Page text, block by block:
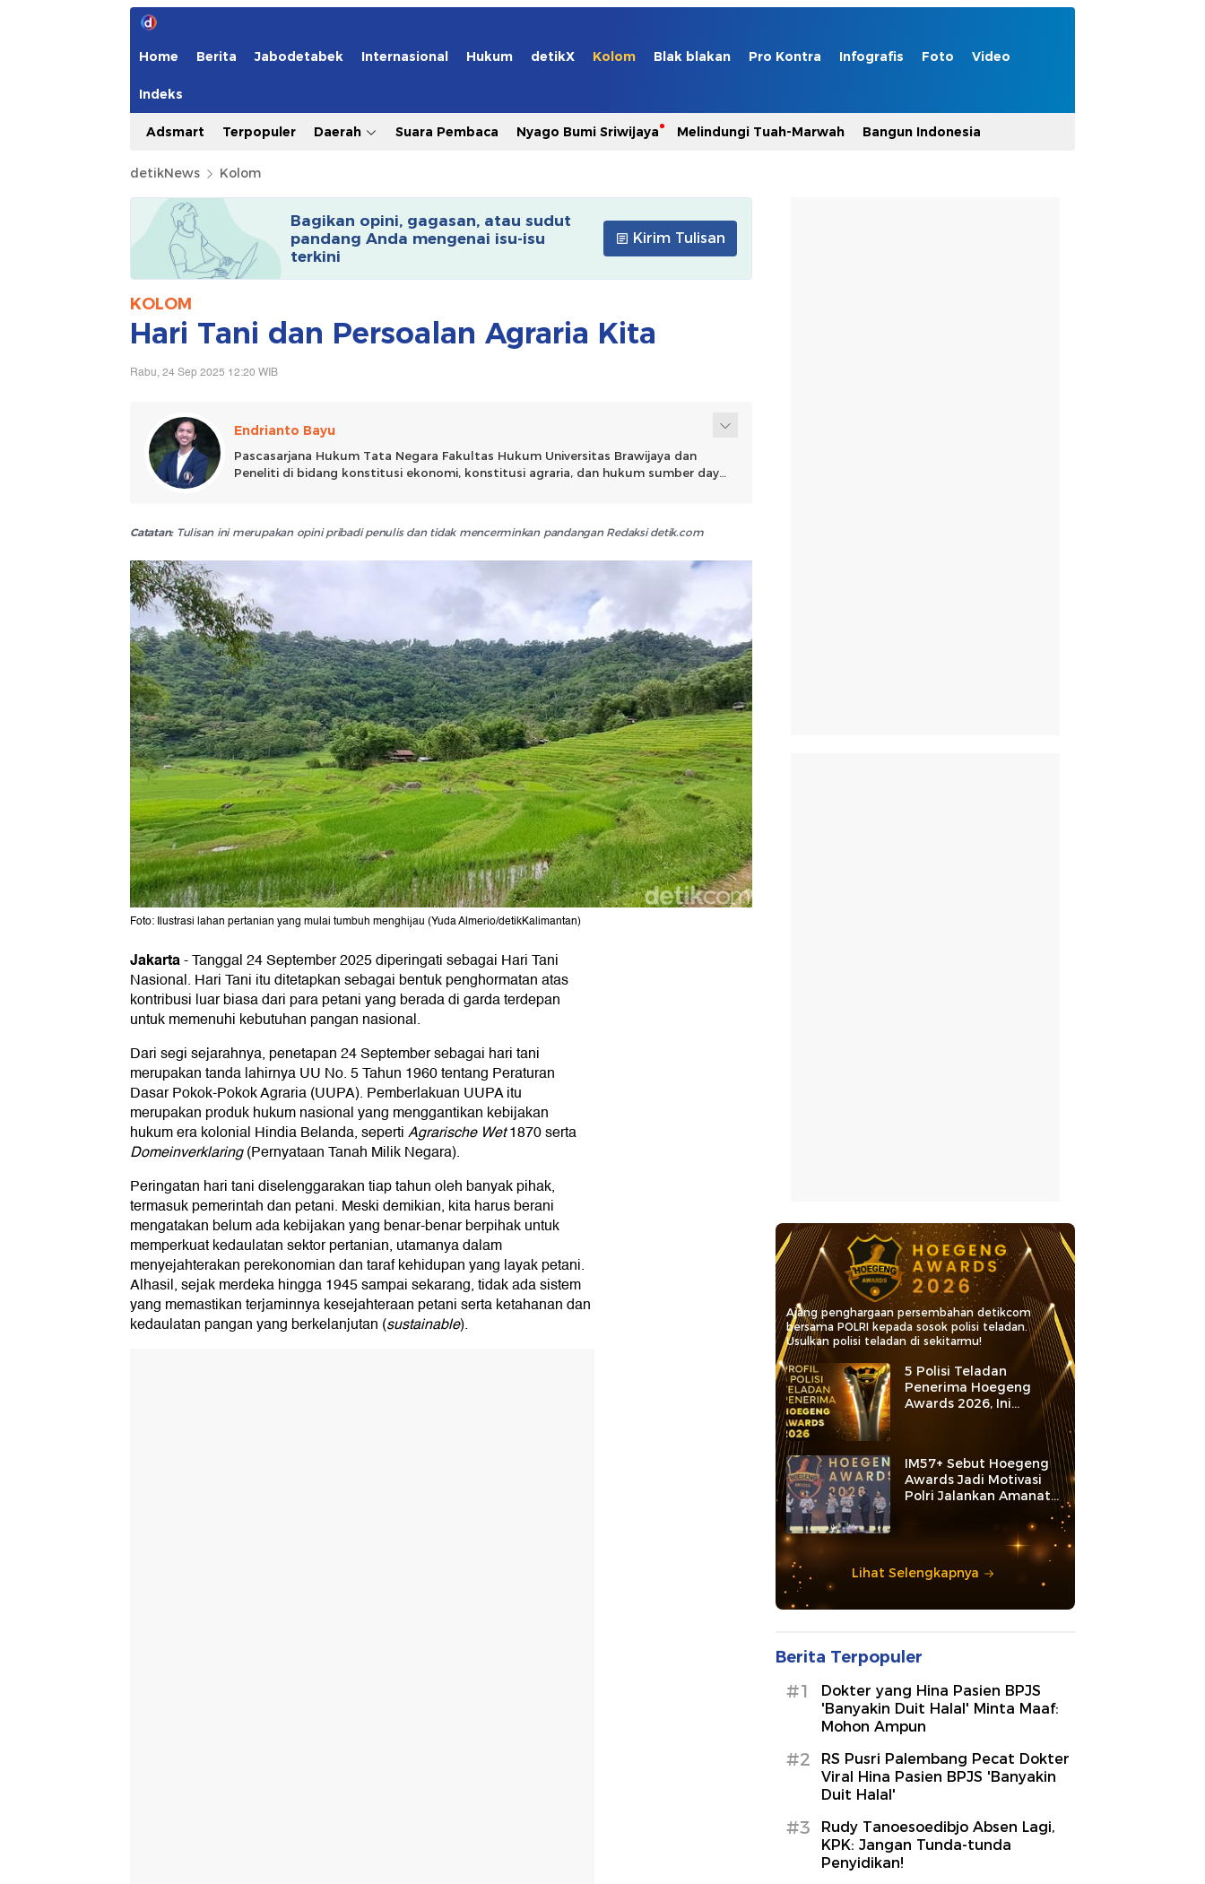
Home Berita Jabodetabek Internasional Hukum detikX Kolom Blak blakan Pro Kontra Infografis Foto Video
Indeks
Adsmart Terpopuler Daerah Suara Pembaca Nyago Bumi Sriwijaya Melindungi Tuah-Marwah Bangun Indonesia
detikNews Kolom
Bagikan opini, gagasan, atau sudut
pandang Anda mengenai isu-isu
terkini
Kirim Tulisan
KOLOM
Hari Tani dan Persoalan Agraria Kita
Rabu, 24 Sep 2025 12:20 WIB
Endrianto Bayu
Pascasarjana Hukum Tata Negara Fakultas Hukum Universitas Brawijaya dan
Peneliti di bidang konstitusi ekonomi, konstitusi agraria, dan hukum sumber daya
Catatan:Tulisan ini merupakan opini pribadi penulis dan tidak mencerminkan pandangan Redaksi detik.com
Foto: Ilustrasi lahan pertanian yang mulai tumbuh menghijau (Yuda Almerio/detikKalimantan)
Jakarta-Tanggal 24 September 2025 diperingati sebagai Hari Tani
Nasional. Hari Tani itu ditetapkan sebagai bentuk penghormatan atas
kontribusi luar biasa dari para petani yang berada di garda terdepan
untuk memenuhi kebutuhan pangan nasional.
Dari segi sejarahnya, penetapan 24 September sebagai hari tani
merupakan tanda lahirnya UU No. 5 Tahun 1960 tentang Peraturan
Dasar Pokok-Pokok Agraria (UUPA). Pemberlakuan UUPA itu
merupakan produk hukum nasional yang menggantikan kebijakan
hukum era kolonial Hindia Belanda, sepertiAgrarische Wet1870 serta
Domeinverklaring(Pernyataan Tanah Milik Negara).
Peringatan hari tani diselenggarakan tiap tahun oleh banyak pihak,
termasuk pemerintah dan petani. Meski demikian, kita harus berani
mengatakan belum ada kebijakan yang benar-benar berpihak untuk
memperkuat kedaulatan sektor pertanian, utamanya dalam
menyejahterakan perekonomian dan taraf kehidupan yang layak petani.
Alhasil, sejak merdeka hingga 1945 sampai sekarang, tidak ada sistem
yang memastikan terjaminnya kesejahteraan petani serta ketahanan dan
kedaulatan pangan yang berkelanjutan (sustainable).
Ajang penghargaan persembahan detikcom
bersama POLRI kepada sosok polisi teladan.
Usulkan polisi teladan di sekitarmu!
5 Polisi Teladan
Penerima Hoegeng
Awards 2026, Ini
Kategori dan Kiprahnya
IM57+ Sebut Hoegeng
Awards Jadi Motivasi
Polri Jalankan Amanat
Lihat Selengkapnya
Berita Terpopuler
#1
Dokter yang Hina Pasien BPJS
'Banyakin Duit Halal' Minta Maaf:
Mohon Ampun
#2
RS Pusri Palembang Pecat Dokter
Viral Hina Pasien BPJS 'Banyakin
Duit Halal'
#3
Rudy Tanoesoedibjo Absen Lagi,
KPK: Jangan Tunda-tunda
Penyidikan!